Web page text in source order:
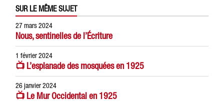
SUR LE MÊME SUJET
27 mars 2024
Nous, sentinelles de l’Écriture
1 février 2024
📺 L’esplanade des mosquées en 1925
26 janvier 2024
📺 Le Mur Occidental en 1925